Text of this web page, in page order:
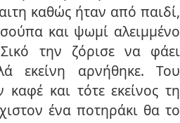
καθώς ήταν από παιδί,
και ψωμί αλειμμένο
την ζόρισε να φάει
εκείνη αρνήθηκε. Του
καφέ και τότε εκείνος τη
ένα ποτηράκι θα το